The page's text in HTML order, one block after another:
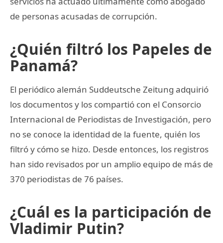
de personas acusadas de corrupción.
¿Quién filtró los Papeles de
Panamá?
El periódico alemán Suddeutsche Zeitung adquirió
los documentos y los compartió con el Consorcio
Internacional de Periodistas de Investigación, pero
no se conoce la identidad de la fuente, quién los
filtró y cómo se hizo. Desde entonces, los registros
han sido revisados por un amplio equipo de más de
370 periodistas de 76 países.
¿Cuál es la participación de
Vladimir Putin?